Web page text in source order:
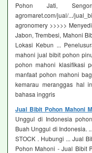
Pohon Jati,
agromaret.com/jual/.../
agronomery >>>>>
Jabon, Trembesi, Mahoni
Lokasi Kebun ...
mahoni jual bibit pohon
pohon mahoni klasifikasi
manfaat pohon mahoni
kemarau meranggas hal
bahasa inggris
Jual Bibit Pohon Mahoni
Unggul di Indonesia
Buah Unggul di Indonesia.
STOCK . Hubungi ... Jual
Pohon Mahoni - Jual Bibit